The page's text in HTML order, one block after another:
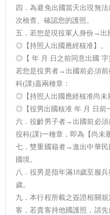
四．為避免出國當天出現無
次檢查、確認您的護照。
五．若您是現役軍人身份→出
◎【持照人出國應經核准】。
◎【 年 月 日之前同意出國 字
若您是役男者→出國前必須前
科(課)蓋兩種章：
◎【持照人出國應經核准尚未
◎【役男出國核准 年 月 日前
六．役齡男子者→出國前必須
役科(課)一種章，即為【尚未
七．雙重國籍者→進出中華民
國境。
八．役男是指年滿18歲至服
歲。
九．本行程所載之簽證相關
客，若貴客持他國護照，請